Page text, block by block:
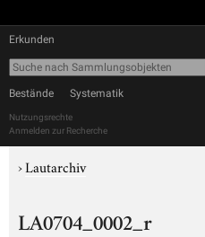
Erkunden
Bestände Systematik
Nutzungsrechte
Anmelden zur Recherche
›Lautarchiv
LA0704_0002_r